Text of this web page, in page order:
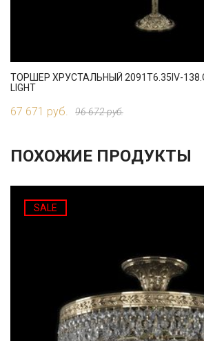
ТОРШЕР ХРУСТАЛЬНЫЙ 2091T6.35IV-138.G
LIGHT
67 671 руб. 96 672 руб.
ПОХОЖИЕ ПРОДУКТЫ
SALE